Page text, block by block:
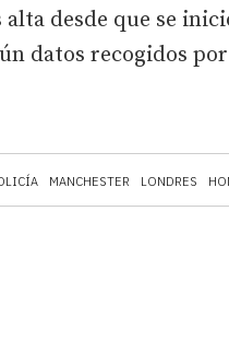
MANCHESTER LONDRES
desde que se
datos recogidos